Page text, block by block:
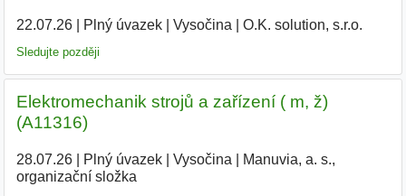
22.07.26| Plný úvazek| Vysočina O.K. solution, s.r.o.
Sledujte později
Elektromechanik strojů a zařízení ( m, ž)
(A11316)
28.07.26| Plný úvazek| Vysočina
Manuvia, a. s.,
organizační složka